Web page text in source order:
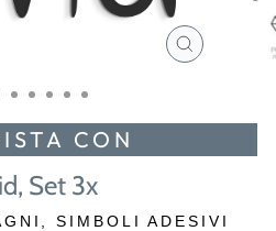
CHIUDI
CON
Set 3x
SIMBOLI ADESIVI